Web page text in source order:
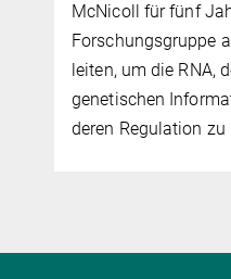
McNicoll für fünf
Forschungsgruppe
leiten, um die RNA,
genetischen
deren Regulation zu